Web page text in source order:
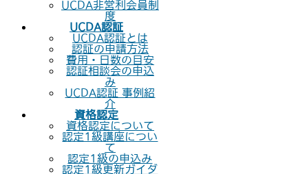
UCDA非営利会員制
度
UCDA認証
UCDA認証とは
認証の申請方法
費用・日数の目安
認証相談会の申込
み
UCDA認証 事例紹
介
資格認定
資格認定について
認定1級講座につい
て
認定1級の申込み
認定1級更新ガイダ